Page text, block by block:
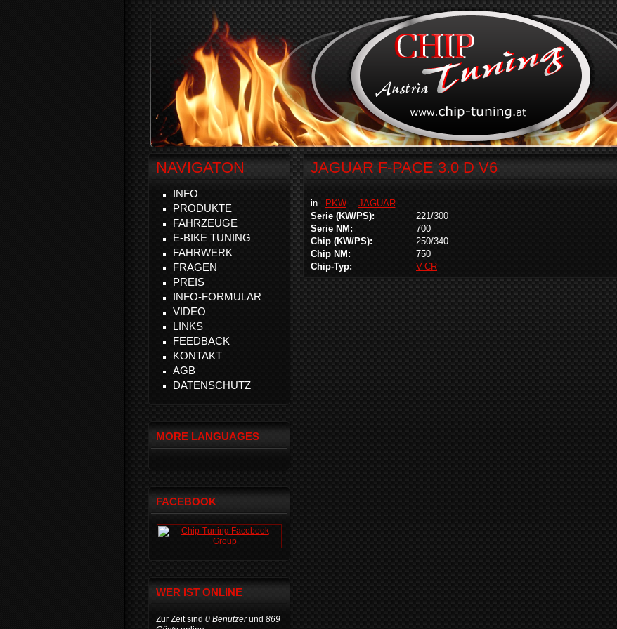
JAGUAR F-PACE 3.0 D V6
in PKW
JAGUAR
Serie (KW/PS):
221/300
Serie NM:
700
Chip (KW/PS):
250/340
Chip NM:
750
Chip-Typ:
V-CR
NAVIGATON
INFO
PRODUKTE
FAHRZEUGE
E-BIKE TUNING
FAHRWERK
FRAGEN
PREIS
INFO-FORMULAR
VIDEO
LINKS
FEEDBACK
KONTAKT
AGB
DATENSCHUTZ
MORE LANGUAGES
FACEBOOK
WER IST ONLINE
Zur Zeit sind 0 Benutzerund 869